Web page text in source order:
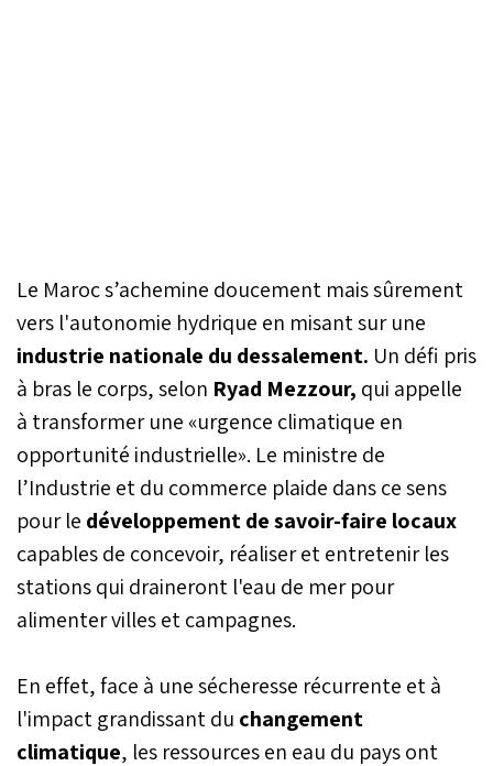
Le Maroc s’achemine doucement mais sûrement
vers l'autonomie hydrique en misant sur une
industrie nationale du dessalement. Un défi pris
à bras le corps, selon Ryad Mezzour, qui appelle
à transformer une «urgence climatique en
opportunité industrielle». Le ministre de
l’Industrie et du commerce plaide dans ce sens
pour le développement de savoir-faire locaux
capables de concevoir, réaliser et entretenir les
stations qui draineront l'eau de mer pour
alimenter villes et campagnes.
En effet, face à une sécheresse récurrente et à
l'impact grandissant du changement
climatique, les ressources en eau du pays ont